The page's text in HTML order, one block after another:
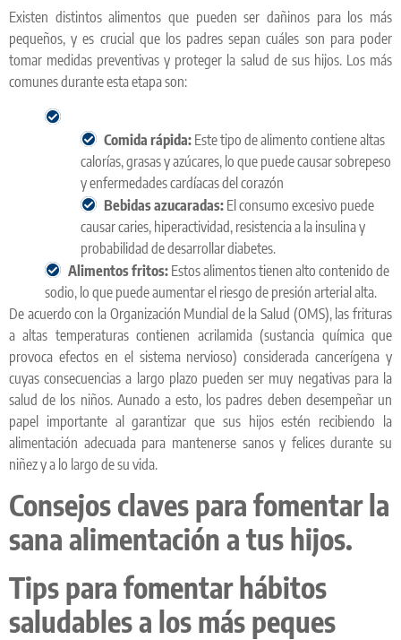
Existen distintos alimentos que pueden ser dañinos para los más
pequeños, y es crucial que los padres sepan cuáles son para poder
tomar medidas preventivas y proteger la salud de sus hijos. Los más
comunes durante esta etapa son:
Comida rápida: Este tipo de alimento contiene altas
calorías, grasas y azúcares, lo que puede causar sobrepeso
y enfermedades cardíacas del corazón
Bebidas azucaradas: El consumo excesivo puede
causar caries, hiperactividad, resistencia a la insulina y
probabilidad de desarrollar diabetes.
Alimentos fritos: Estos alimentos tienen alto contenido de
sodio, lo que puede aumentar el riesgo de presión arterial alta.
De acuerdo con la Organización Mundial de la Salud (OMS), las frituras
a altas temperaturas contienen acrilamida (sustancia química que
provoca efectos en el sistema nervioso) considerada cancerígena y
cuyas consecuencias a largo plazo pueden ser muy negativas para la
salud de los niños. Aunado a esto, los padres deben desempeñar un
papel importante al garantizar que sus hijos estén recibiendo la
alimentación adecuada para mantenerse sanos y felices durante su
niñez y a lo largo de su vida.
Consejos claves para fomentar la
sana alimentación a tus hijos.
Tips para fomentar hábitos
saludables a los más peques